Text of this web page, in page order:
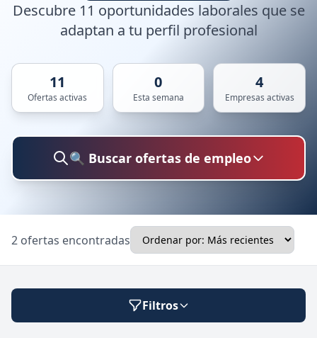
Descubre 11 oportunidades laborales que se
adaptan a tu perfil profesional
11
Ofertas activas
0
Esta semana
4
Empresas activas
🔍 Buscar ofertas de empleo
Ubicación
2 ofertas encontradas
Filtros